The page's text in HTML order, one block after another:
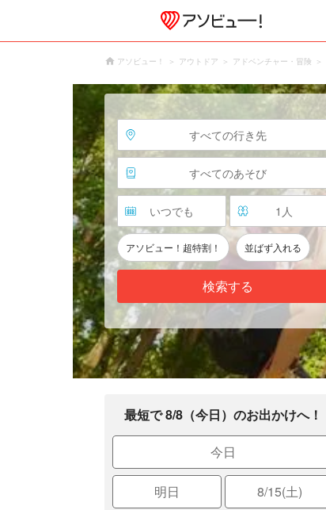
アソビュー！ アウトドア アドベンチャー・冒険
すべての行き先
すべてのあそび
いつでも 1 人
アソビュー！超特割！ 並ばず入れる
検索する
最短で 8/8（今日）のお出かけへ！
今日
明日 8/15(土)